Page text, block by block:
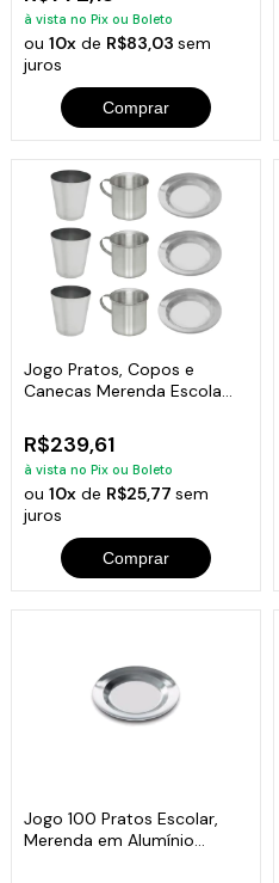
à vista no Pix ou Boleto
ou10x de R$83,03sem
juros
Comprar
Jogo Pratos, Copos e
Canecas Merenda Escola
R$239,61
à vista no Pix ou Boleto
ou10x de R$25,77sem
juros
Comprar
Jogo 100 Pratos Escolar,
Merenda em Alumínio